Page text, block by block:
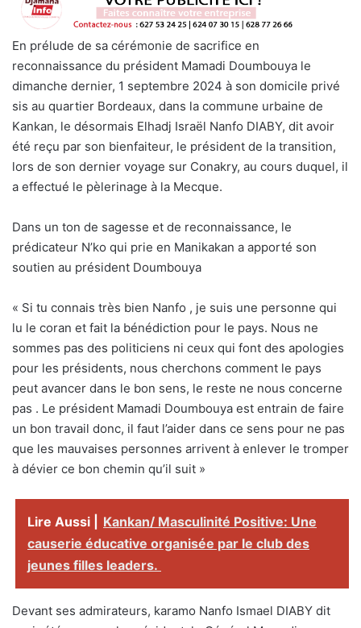
En prélude de sa cérémonie de sacrifice en
reconnaissance du président Mamadi Doumbouya le
dimanche dernier, 1 septembre 2024 à son domicile privé
sis au quartier Bordeaux, dans la commune urbaine de
Kankan, le désormais Elhadj Israël Nanfo DIABY, dit avoir
été reçu par son bienfaiteur, le président de la transition,
lors de son dernier voyage sur Conakry, au cours duquel, il
a effectué le pèlerinage à la Mecque.
Dans un ton de sagesse et de reconnaissance, le
prédicateur N’ko qui prie en Manikakan a apporté son
soutien au président Doumbouya
« Si tu connais très bien Nanfo , je suis une personne qui
lu le coran et fait la bénédiction pour le pays. Nous ne
sommes pas des politiciens ni ceux qui font des apologies
pour les présidents, nous cherchons comment le pays
peut avancer dans le bon sens, le reste ne nous concerne
pas . Le président Mamadi Doumbouya est entrain de faire
un bon travail donc, il faut l’aider dans ce sens pour ne pas
que les mauvaises personnes arrivent à enlever le tromper
à dévier ce bon chemin qu’il suit »
Lire Aussi |
Kankan/ Masculinité Positive: Une
causerie éducative organisée par le club des
jeunes filles leaders.
Devant ses admirateurs, karamo Nanfo Ismael DIABY dit